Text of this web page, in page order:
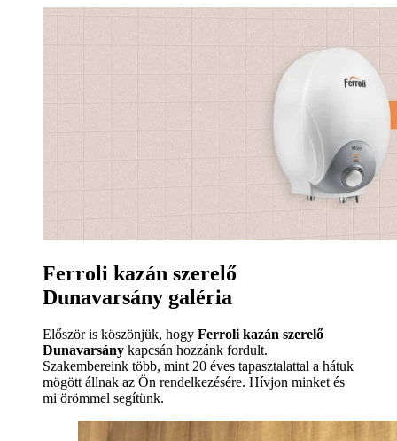
Ferroli kazán szerelő
Dunavarsány galéria
Először is köszönjük, hogy Ferroli kazán szerelő
Dunavarsány kapcsán hozzánk fordult.
Szakembereink több, mint 20 éves tapasztalattal a hátuk
mögött állnak az Ön rendelkezésére. Hívjon minket és
mi örömmel segítünk.